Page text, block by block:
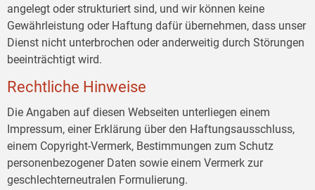
angelegt oder strukturiert sind, und wir können keine
Gewährleistung oder Haftung dafür übernehmen, dass unser
Dienst nicht unterbrochen oder anderweitig durch Störungen
beeinträchtigt wird.
Rechtliche Hinweise
Die Angaben auf diesen Webseiten unterliegen einem
Impressum, einer Erklärung über den Haftungsausschluss,
einem Copyright-Vermerk, Bestimmungen zum Schutz
personenbezogener Daten sowie einem Vermerk zur
geschlechterneutralen Formulierung.